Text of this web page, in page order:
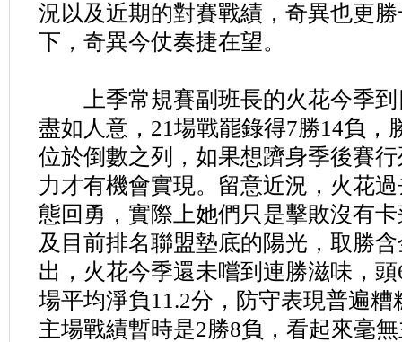
況以及近期的對賽戰績，奇異也更
下，奇異今仗奏捷在望。
上季常規賽副班長的火花今季到
盡如人意，21場戰罷錄得7勝14負，
位於倒數之列，如果想躋身季後賽
力才有機會實現。留意近況，火花
態回勇，實際上她們只是擊敗沒有
及目前排名聯盟墊底的陽光，取勝
出，火花今季還未嚐到連勝滋味，
場平均淨負11.2分，防守表現普遍
主場戰績暫時是2勝8負，看起來毫